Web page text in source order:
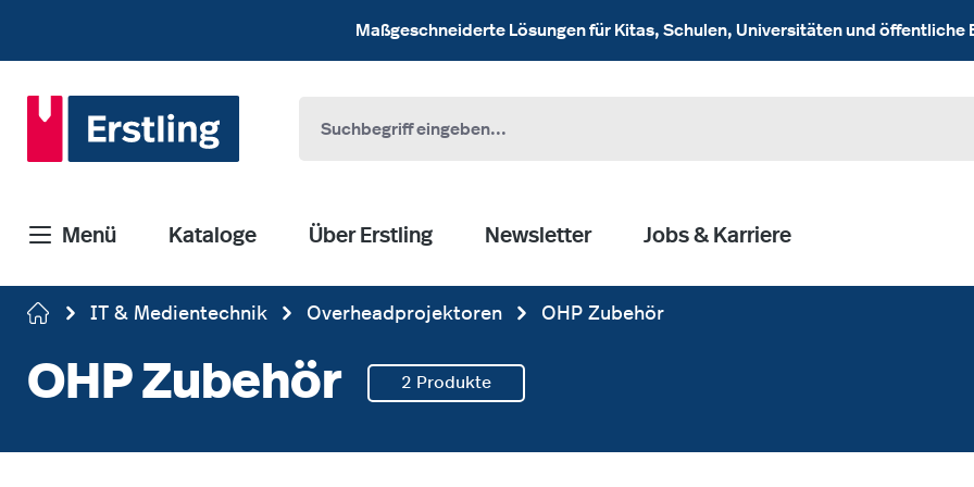
Maßgeschneiderte Lösungen für Kitas, Schulen, Universitäten und öffentliche
Menü Kataloge Über Erstling Newsletter Jobs & Karriere
IT & Medientechnik Overheadprojektoren OHP Zubehör
OHP Zubehör 2 Produkte